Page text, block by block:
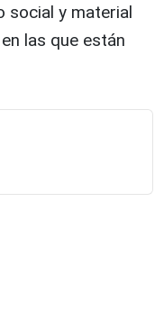
social y material
las que están